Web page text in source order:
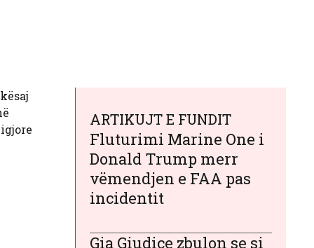
ARTIKUJT E FUNDIT
Fluturimi Marine One i
Donald Trump merr
vëmendjen e FAA pas
incidentit
Gia Giudice zbulon se si